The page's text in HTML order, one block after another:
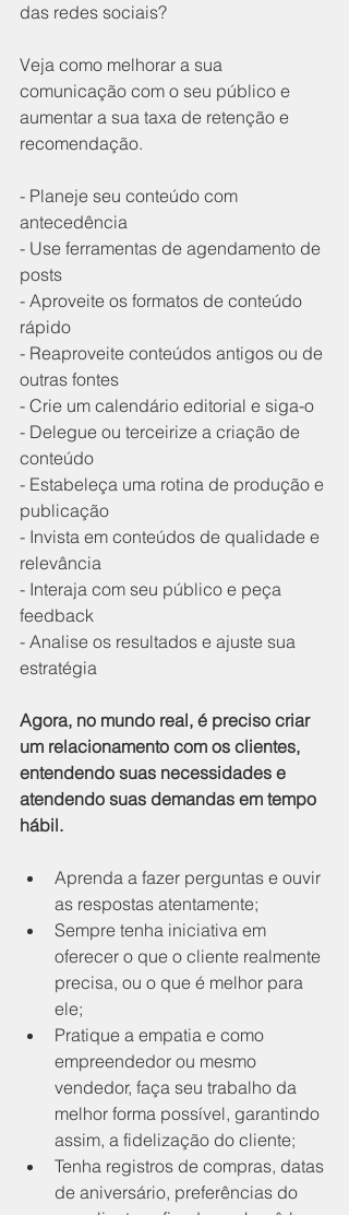
das redes sociais?
Veja como melhorar a sua
comunicação com o seu público e
aumentar a sua taxa de retenção e
recomendação.
- Planeje seu conteúdo com
antecedência
- Use ferramentas de agendamento de
posts
- Aproveite os formatos de conteúdo
rápido
- Reaproveite conteúdos antigos ou de
outras fontes
- Crie um calendário editorial e siga-o
- Delegue ou terceirize a criação de
conteúdo
- Estabeleça uma rotina de produção e
publicação
- Invista em conteúdos de qualidade e
relevância
- Interaja com seu público e peça
feedback
- Analise os resultados e ajuste sua
estratégia
Agora, no mundo real, é preciso criar
um relacionamento com os clientes,
entendendo suas necessidades e
atendendo suas demandas em tempo
hábil.
Aprenda a fazer perguntas e ouvir
as respostas atentamente;
Sempre tenha iniciativa em
oferecer o que o cliente realmente
precisa, ou o que é melhor para
ele;
Pratique a empatia e como
empreendedor ou mesmo
vendedor, faça seu trabalho da
melhor forma possível, garantindo
assim, a fidelização do cliente;
Tenha registros de compras, datas
de aniversário, preferências do